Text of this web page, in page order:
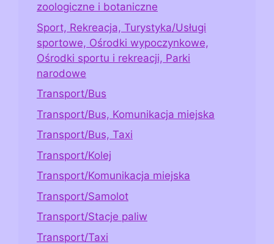
zoologiczne i botaniczne
Sport, Rekreacja, Turystyka/Usługi
sportowe, Ośrodki wypoczynkowe,
Ośrodki sportu i rekreacji, Parki
narodowe
Transport/Bus
Transport/Bus, Komunikacja miejska
Transport/Bus, Taxi
Transport/Kolej
Transport/Komunikacja miejska
Transport/Samolot
Transport/Stacje paliw
Transport/Taxi